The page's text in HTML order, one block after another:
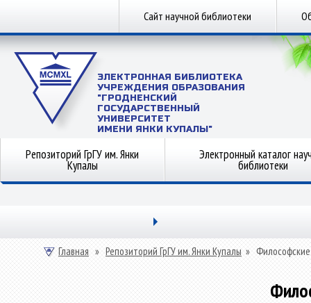
Сайт научной библиотеки
ЭЛЕКТРОННАЯ БИБЛИОТЕКА
УЧРЕЖДЕНИЯ ОБРАЗОВАНИЯ
"ГРОДНЕНСКИЙ
ГОСУДАРСТВЕННЫЙ
УНИВЕРСИТЕТ
ИМЕНИ ЯНКИ КУПАЛЫ"
Репозиторий ГрГУ им. Янки
Купалы
Электронный каталог
библиотеки
Главная » Репозиторий ГрГУ им. Янки Купалы »